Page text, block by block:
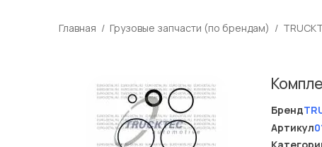
Главная Грузовые запчасти (по брендам)
Бренд
Артикул